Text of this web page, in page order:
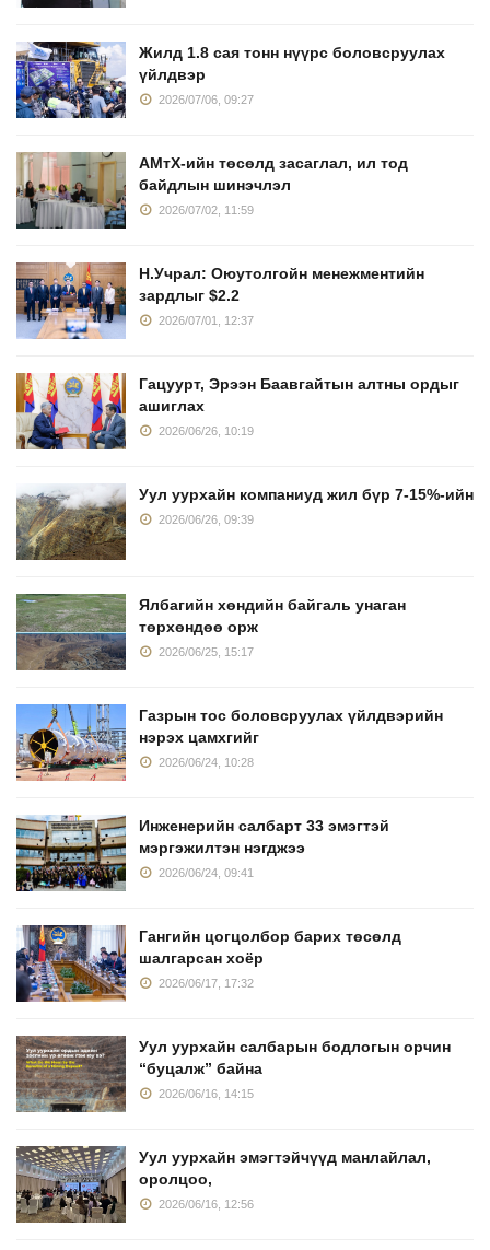
Жилд 1.8 сая тонн нүүрс боловсруулах
үйлдвэр
2026/07/06, 09:27
АМтХ-ийн төсөлд засаглал, ил тод
байдлын шинэчлэл
2026/07/02, 11:59
Н.Учрал: Оюутолгойн менежментийн
зардлыг $2.2
2026/07/01, 12:37
Гацуурт, Эрээн Баавгайтын алтны ордыг
ашиглах
2026/06/26, 10:19
Уул уурхайн компаниуд жил бүр 7-15%-ийн
2026/06/26, 09:39
Ялбагийн хөндийн байгаль унаган
төрхөндөө орж
2026/06/25, 15:17
Газрын тос боловсруулах үйлдвэрийн
нэрэх цамхгийг
2026/06/24, 10:28
Инженерийн салбарт 33 эмэгтэй
мэргэжилтэн нэгджээ
2026/06/24, 09:41
Гангийн цогцолбор барих төсөлд
шалгарсан хоёр
2026/06/17, 17:32
Уул уурхайн салбарын бодлогын орчин
“буцалж” байна
2026/06/16, 14:15
Уул уурхайн эмэгтэйчүүд манлайлал,
оролцоо,
2026/06/16, 12:56